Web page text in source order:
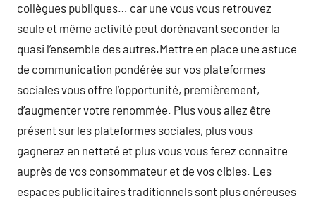
collègues publiques… car une vous vous retrouvez
seule et même activité peut dorénavant seconder la
quasi l’ensemble des autres.Mettre en place une astuce
de communication pondérée sur vos plateformes
sociales vous offre l’opportunité, premièrement,
d’augmenter votre renommée. Plus vous allez être
présent sur les plateformes sociales, plus vous
gagnerez en netteté et plus vous vous ferez connaître
auprès de vos consommateur et de vos cibles. Les
espaces publicitaires traditionnels sont plus onéreuses